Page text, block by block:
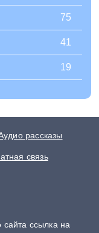
75
41
19
рассказы
связь
ссылка на